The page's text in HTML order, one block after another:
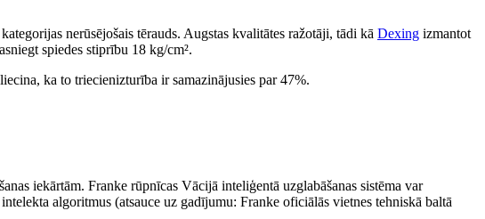
nerūsējošais tērauds. Augstas kvalitātes ražotāji, tādi kā Dexing izmantot
spiedes stiprību 18 kg/cm².
ka to triecienizturība ir samazinājusies par 47%.
iekārtām. Franke rūpnīcas Vācijā inteliģentā uzglabāšanas sistēma var
algoritmus (atsauce uz gadījumu: Franke oficiālās vietnes tehniskā baltā